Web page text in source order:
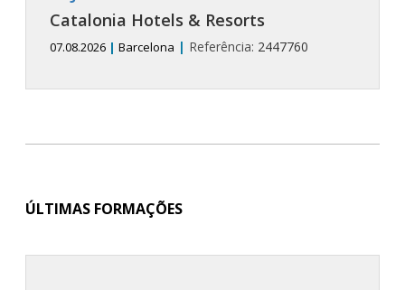
Catalonia Hotels & Resorts
07.08.2026 | Barcelona | Referência: 2447760
ÚLTIMAS FORMAÇÕES